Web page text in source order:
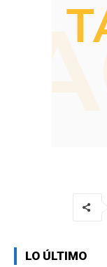
LO ÚLTIMO